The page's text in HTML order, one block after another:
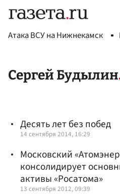
Атака ВСУ на Нижнекамск
Сергей Будылин
Десять лет без побед
14 сентября 2014, 16:29
Московский
консолидирует
активы «Росатома»
13 сентября 2012, 09:39